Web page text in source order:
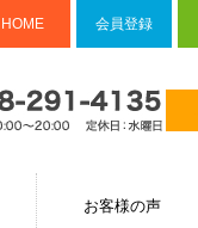
HOME 会員登録
お客様の声